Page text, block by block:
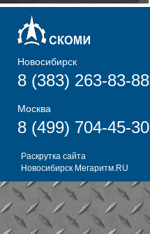
Раскрутка сайта
Новосибирск Мегаритм.RU
Новосибирск
8 (383) 263-83-88
Москва
8 (499) 704-45-30